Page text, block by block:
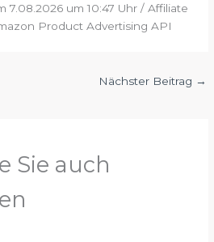
7.08.2026 um 10:47 Uhr / Affiliate
Product Advertising API
Nächster Beitrag →
Sie auch